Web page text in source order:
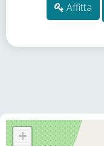
Affitta
+